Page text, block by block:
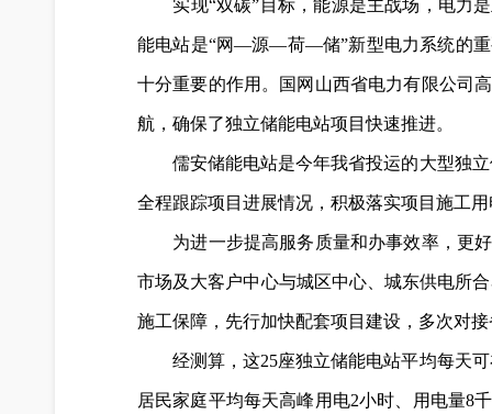
实现“双碳”目标，能源是主战场，电力是
能电站是“网—源—荷—储”新型电力系统的重
十分重要的作用。国网山西省电力有限公司
航，确保了独立储能电站项目快速推进。
儒安储能电站是今年我省投运的大型独立
全程跟踪项目进展情况，积极落实项目施工
为进一步提高服务质量和办事效率，更好
市场及大客户中心与城区中心、城东供电所
施工保障，先行加快配套项目建设，多次对
经测算，这25座独立储能电站平均每天可
居民家庭平均每天高峰用电2小时、用电量8